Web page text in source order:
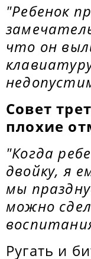
"Ребенок
что он
Совет
плохие
"Когда
двойку, я
мы
можно
Ругать и